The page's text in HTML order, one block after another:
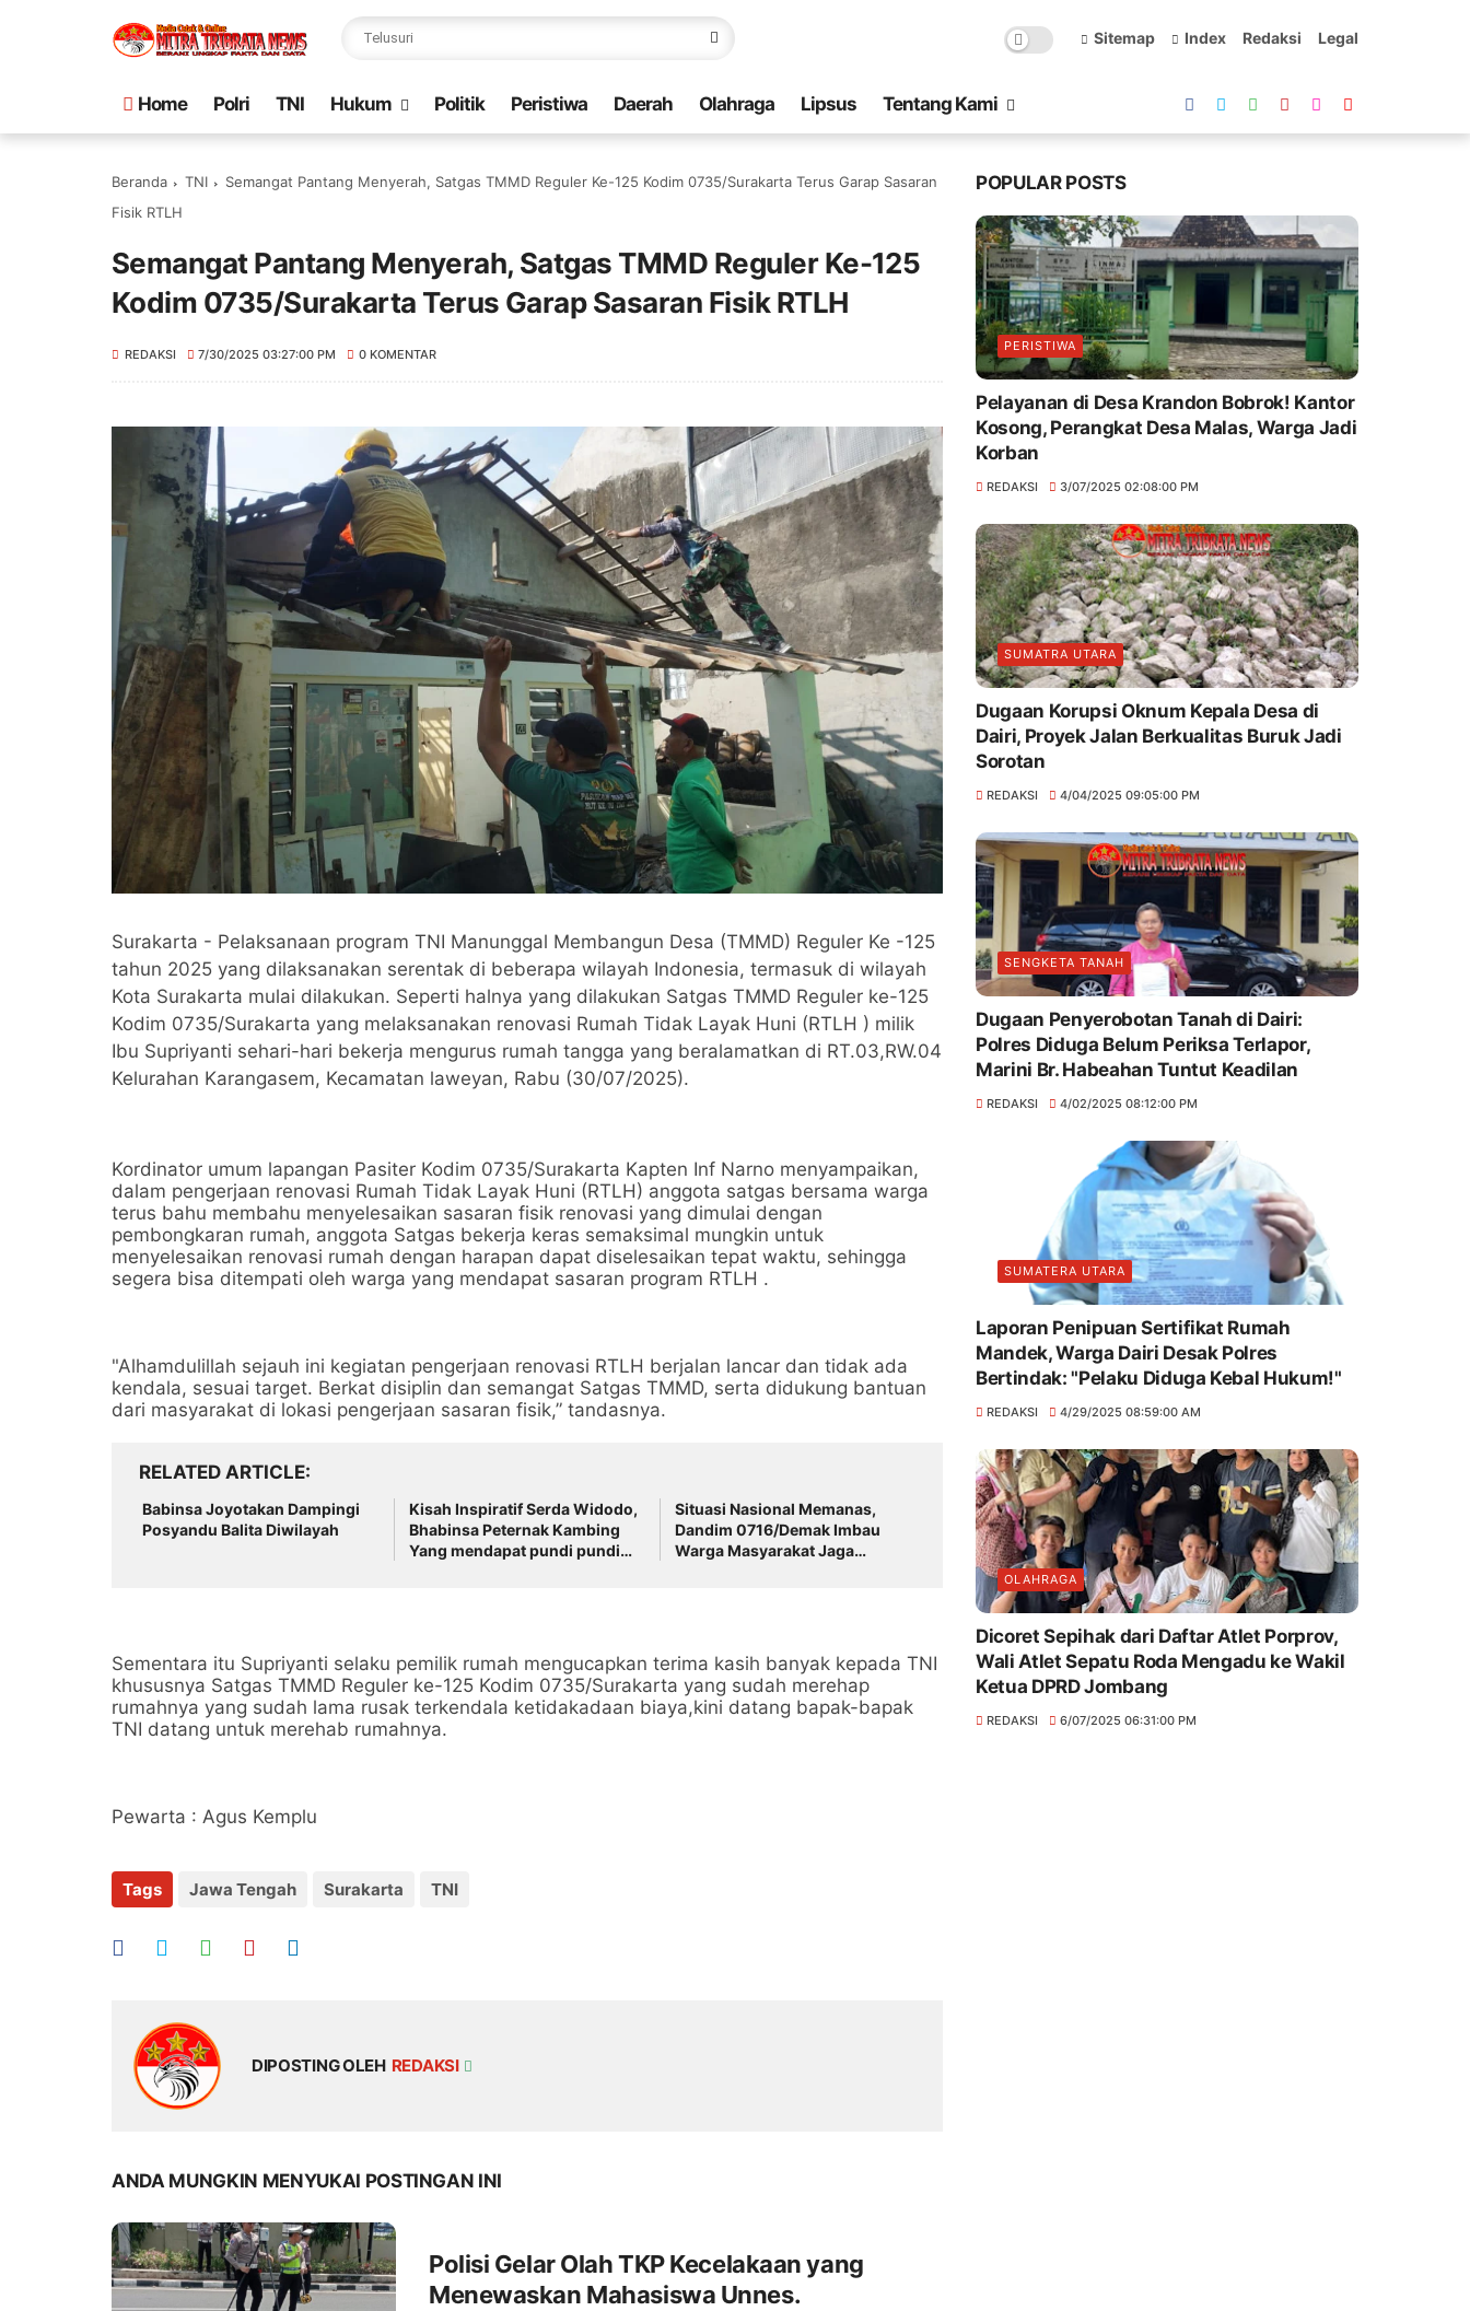
Sitemap Index Redaksi Legal
Home Polri TNI Hukum Politik Peristiwa Daerah Olahraga Lipsus Tentang Kami
Beranda TNI
Semangat Pantang Menyerah, Satgas TMMD Reguler Ke-125 Kodim 0735/Surakarta Terus Garap Sasaran
Fisik RTLH
Semangat Pantang Menyerah, Satgas TMMD Reguler Ke-125
Kodim 0735/Surakarta Terus Garap Sasaran Fisik RTLH
REDAKSI 7/30/2025 03:27:00 PM 0 KOMENTAR
Surakarta - Pelaksanaan program TNI Manunggal Membangun Desa (TMMD) Reguler Ke -125
tahun 2025 yang dilaksanakan serentak di beberapa wilayah Indonesia, termasuk di wilayah
Kota Surakarta mulai dilakukan. Seperti halnya yang dilakukan Satgas TMMD Reguler ke-125
Kodim 0735/Surakarta yang melaksanakan renovasi Rumah Tidak Layak Huni (RTLH ) milik
Ibu Supriyanti sehari-hari bekerja mengurus rumah tangga yang beralamatkan di RT.03,RW.04
Kelurahan Karangasem, Kecamatan laweyan, Rabu (30/07/2025).
Kordinator umum lapangan Pasiter Kodim 0735/Surakarta Kapten Inf Narno menyampaikan,
dalam pengerjaan renovasi Rumah Tidak Layak Huni (RTLH) anggota satgas bersama warga
terus bahu membahu menyelesaikan sasaran fisik renovasi yang dimulai dengan
pembongkaran rumah, anggota Satgas bekerja keras semaksimal mungkin untuk
menyelesaikan renovasi rumah dengan harapan dapat diselesaikan tepat waktu, sehingga
segera bisa ditempati oleh warga yang mendapat sasaran program RTLH .
"Alhamdulillah sejauh ini kegiatan pengerjaan renovasi RTLH berjalan lancar dan tidak ada
kendala, sesuai target. Berkat disiplin dan semangat Satgas TMMD, serta didukung bantuan
dari masyarakat di lokasi pengerjaan sasaran fisik,” tandasnya.
RELATED ARTICLE
Babinsa Joyotakan Dampingi
Posyandu Balita Diwilayah
Kisah Inspiratif Serda Widodo,
Bhabinsa Peternak Kambing
Yang mendapat pundi pundi
Situasi Nasional Memanas,
Dandim 0716/Demak Imbau
Warga Masyarakat Jaga
Sementara itu Supriyanti selaku pemilik rumah mengucapkan terima kasih banyak kepada TNI
khususnya Satgas TMMD Reguler ke-125 Kodim 0735/Surakarta yang sudah merehap
rumahnya yang sudah lama rusak terkendala ketidakadaan biaya,kini datang bapak-bapak
TNI datang untuk merehab rumahnya.
Pewarta : Agus Kemplu
Tags Jawa Tengah Surakarta TNI
DIPOSTING OLEH REDAKSI
ANDA MUNGKIN MENYUKAI POSTINGAN INI
Polisi Gelar Olah TKP Kecelakaan yang
Menewaskan Mahasiswa Unnes.
POPULAR POSTS
PERISTIWA
Pelayanan di Desa Krandon Bobrok! Kantor
Kosong, Perangkat Desa Malas, Warga Jadi
Korban
REDAKSI 3/07/2025 02:08:00 PM
SUMATRA UTARA
Dugaan Korupsi Oknum Kepala Desa di
Dairi, Proyek Jalan Berkualitas Buruk Jadi
Sorotan
REDAKSI 4/04/2025 09:05:00 PM
SENGKETA TANAH
Dugaan Penyerobotan Tanah di Dairi:
Polres Diduga Belum Periksa Terlapor,
Marini Br. Habeahan Tuntut Keadilan
REDAKSI 4/02/2025 08:12:00 PM
SUMATERA UTARA
Laporan Penipuan Sertifikat Rumah
Mandek, Warga Dairi Desak Polres
Bertindak: "Pelaku Diduga Kebal Hukum!"
REDAKSI 4/29/2025 08:59:00 AM
OLAHRAGA
Dicoret Sepihak dari Daftar Atlet Porprov,
Wali Atlet Sepatu Roda Mengadu ke Wakil
Ketua DPRD Jombang
REDAKSI 6/07/2025 06:31:00 PM